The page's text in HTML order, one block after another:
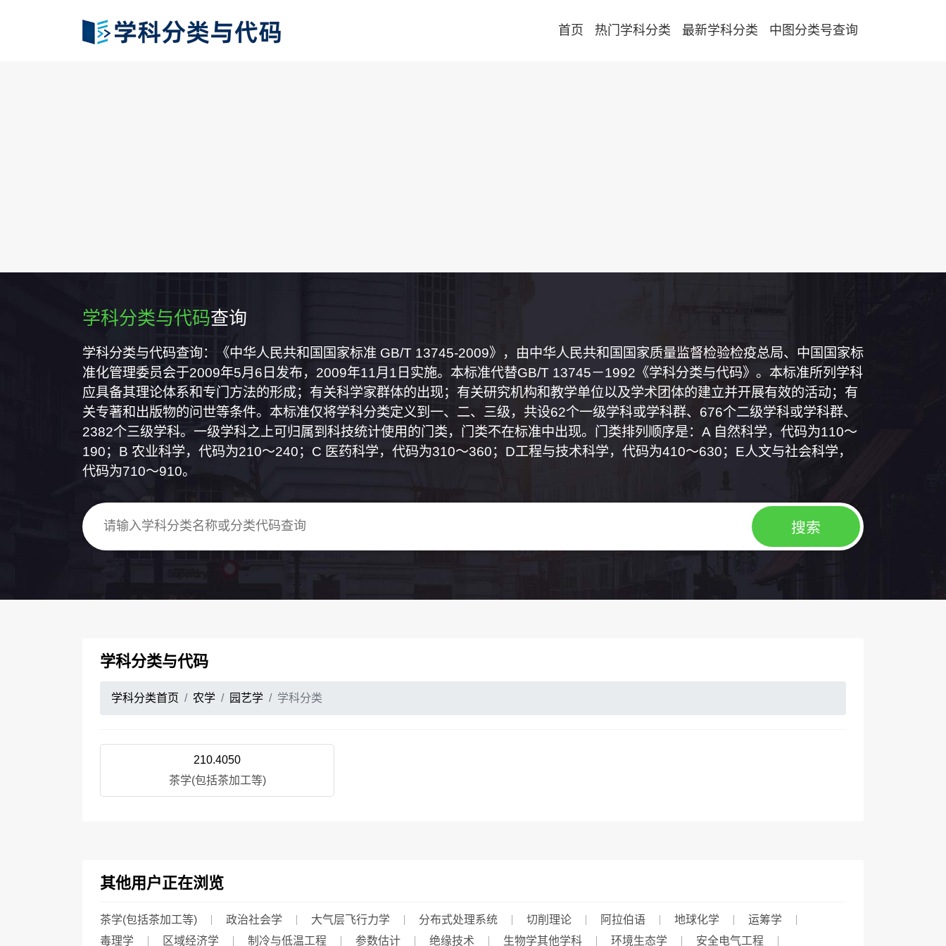
首页 热门学科分类 最新学科分类 中图分类号查询
学科分类与代码查询
学科分类与代码查询：《中华人民共和国国家标准 GB/T 13745-2009》，由中华人民共和国国家质量监督检验检疫总局、中国国家标
准化管理委员会于2009年5月6日发布，2009年11月1日实施。本标准代替GB/T 13745－1992《学科分类与代码》。本标准所列学科
应具备其理论体系和专门方法的形成；有关科学家群体的出现；有关研究机构和教学单位以及学术团体的建立并开展有效的活动；有
关专著和出版物的问世等条件。本标准仅将学科分类定义到一、二、三级，共设62个一级学科或学科群、676个二级学科或学科群、
2382个三级学科。一级学科之上可归属到科技统计使用的门类，门类不在标准中出现。门类排列顺序是：A 自然科学，代码为110～
190；B 农业科学，代码为210～240；C 医药科学，代码为310～360；D工程与技术科学，代码为410～630；E人文与社会科学，
代码为710～910。
学科分类与代码
学科分类首页 农学 园艺学 学科分类
210.4050
茶学(包括茶加工等)
其他用户正在浏览
茶学(包括茶加工等) 政治社会学 大气层飞行力学 分布式处理系统 切削理论 阿拉伯语 地球化学
运筹学
毒理学
区域经济学 制冷与低温工程 参数估计 绝缘技术 生物学其他学科 环境生态学 安全电气工程